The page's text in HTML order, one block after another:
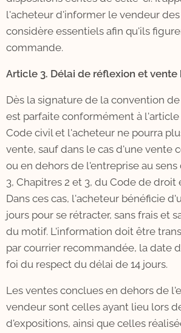
l'acheteur d'informer le vendeur
considère essentiels afin qu'ils
commande.
Article 3. Délai de réflexion et vente
Dès la signature de la convention
est parfaite conformément à l'article
Code civil et l'acheteur ne pourra
vente, sauf dans le cas d'une vente
ou en dehors de l'entreprise au sens
3, Chapitres 2 et 3, du Code de droit
Dans ces cas, l'acheteur bénéficie
jours pour se rétracter, sans frais et
du motif. L'information doit être
par courrier recommandée, la date
foi du respect du délai de 14 jours.
Les ventes conclues en dehors de
vendeur sont celles ayant lieu lors
d'expositions, ainsi que celles